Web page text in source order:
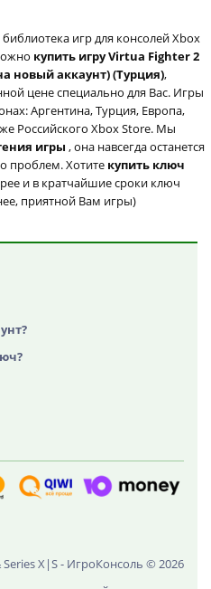
игр для консолей Xbox
купить игру Virtua Fighter 2
новый аккаунт) (Турция),
цене специально для Вас. Игры
Аргентина, Турция, Европа,
Российского Xbox Store. Мы
игры , она навсегда останется
проблем. Хотите купить ключ
и в кратчайшие сроки ключ
приятной Вам игры)
X|S - ИгроКонсоль © 2026